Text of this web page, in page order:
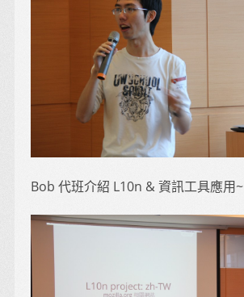
Bob 代班介紹 L10n & 資訊工具應用~